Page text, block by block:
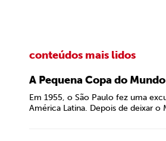
conteúdos mais lidos
A Pequena Copa do
Em 1955, o São Paulo fez uma
América Latina. Depois de deixar o